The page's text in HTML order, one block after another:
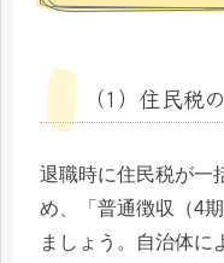
（1）住民税
退職時に住民税が一
め、「普通徴収（4
ましょう。自治体に